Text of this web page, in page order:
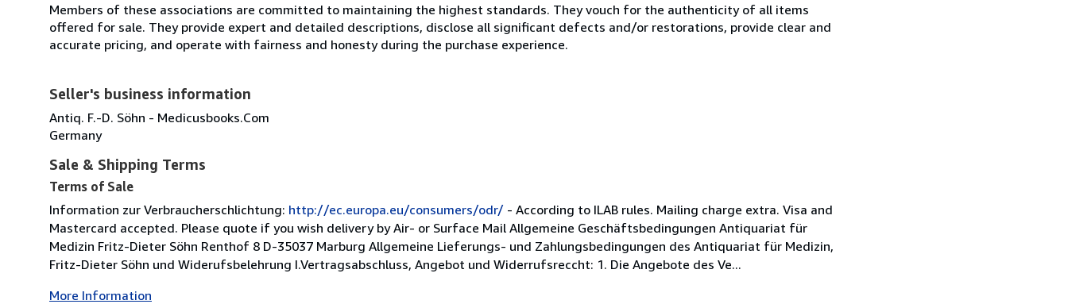
Members of these associations are committed to maintaining the highest standards. They vouch for the authenticity of all items
offered for sale. They provide expert and detailed descriptions, disclose all significant defects and/or restorations, provide clear and
accurate pricing, and operate with fairness and honesty during the purchase experience.
Seller's business information
Antiq. F.-D. Söhn - Medicusbooks.Com
Germany
Sale & Shipping Terms
Terms of Sale
Information zur Verbraucherschlichtung: http://ec.europa.eu/consumers/odr/ - According to ILAB rules. Mailing charge extra. Visa and
Mastercard accepted. Please quote if you wish delivery by Air- or Surface Mail Allgemeine Geschäftsbedingungen Antiquariat für
Medizin Fritz-Dieter Söhn Renthof 8 D-35037 Marburg Allgemeine Lieferungs- und Zahlungsbedingungen des Antiquariat für Medizin,
Fritz-Dieter Söhn und Widerufsbelehrung I.Vertragsabschluss, Angebot und Widerrufsreccht: 1. Die Angebote des Ve...
More Information